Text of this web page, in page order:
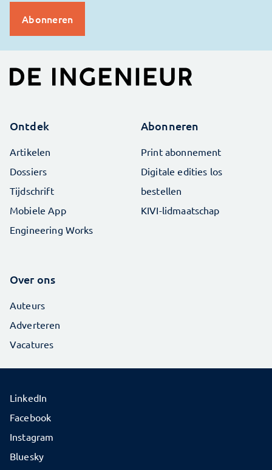
Ontdek
Artikelen
Dossiers
Tijdschrift
Mobiele App
Engineering Works
Abonneren
Print abonnement
Digitale edities los
bestellen
KIVI-lidmaatschap
Over ons
Auteurs
Adverteren
Vacatures
LinkedIn
Facebook
Instagram
Bluesky